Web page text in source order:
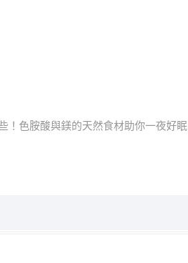
！色胺酸與鎂的天然食材助你一夜好眠